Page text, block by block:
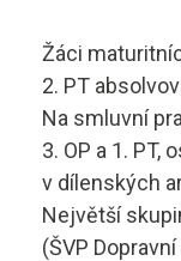
Řezník -
Kuchař -
Ubytování ›
Základní
Školící
Rady a
Kontakty
vyhledávání
Žáci
2. PT
Na smluvní
3. OP a 1. PT,
v dílenských
Největší
(ŠVP